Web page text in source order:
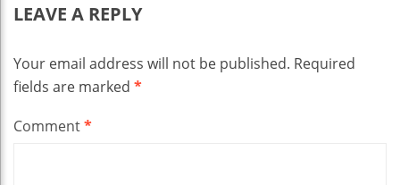
LEAVE A REPLY
Your email address will not be published. Required
fields are marked *
Comment*